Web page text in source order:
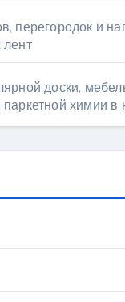
перегородок и
доски,
химии в